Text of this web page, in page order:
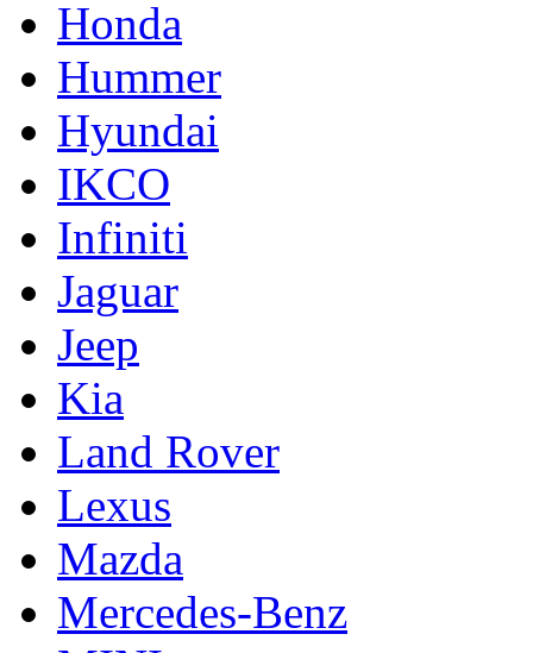
Honda
Hummer
Hyundai
IKCO
Infiniti
Jaguar
Jeep
Kia
Land Rover
Lexus
Mazda
Mercedes-Benz